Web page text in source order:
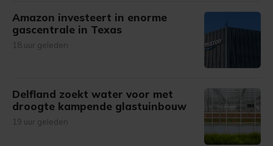
Amazon investeert in enorme
gascentrale in Texas
18 uur geleden
Delfland zoekt water voor met
droogte kampende glastuinbouw
19 uur geleden